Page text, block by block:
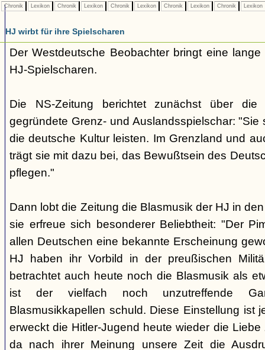
Chronik Lexikon Chronik Lexikon Chronik Lexikon Chronik Lexikon Chronik Lexikon
HJ wirbt für ihre Spielscharen
Der Westdeutsche Beobachter bringt eine
HJ-Spielscharen.
Die NS-Zeitung berichtet zunächst über die
gegründete Grenz- und Auslandsspielschar: "Sie
die deutsche Kultur leisten. Im Grenzland und
trägt sie mit dazu bei, das Bewußtsein des
pflegen."
Dann lobt die Zeitung die Blasmusik der HJ in
sie erfreue sich besonderer Beliebtheit: "Der
allen Deutschen eine bekannte Erscheinung
HJ haben ihr Vorbild in der preußischen
betrachtet auch heute noch die Blasmusik als
ist der vielfach noch unzutreffende
Blasmusikkapellen schuld. Diese Einstellung ist
erweckt die Hitler-Jugend heute wieder die
da nach ihrer Meinung unsere Zeit die